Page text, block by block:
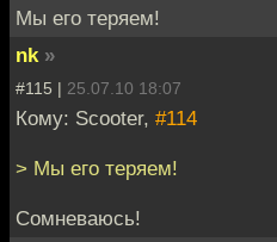
Мы его теряем!
nk »
#115 | 25.07.10 18:07
Кому: Scooter, #114
> Мы его теряем!
Сомневаюсь!